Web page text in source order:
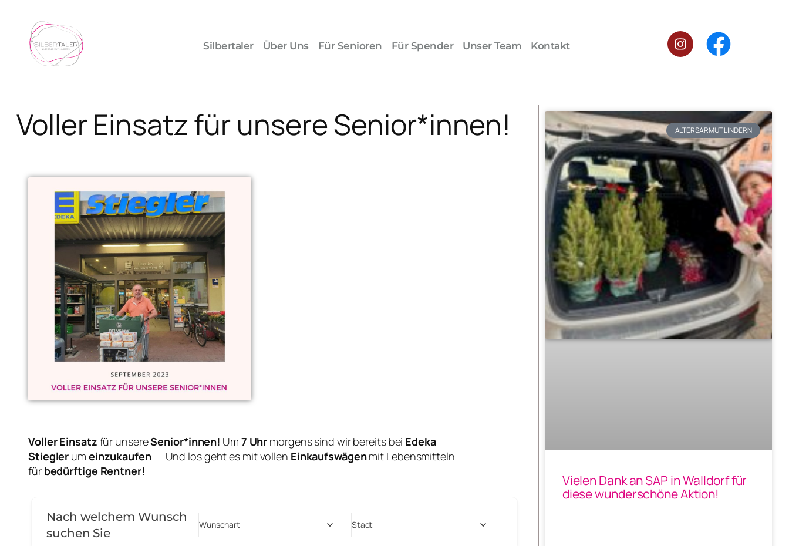
Silbertaler Über Uns Für Senioren Für Spender Unser Team Kontakt
Voller Einsatz für unsere Senior*innen!
Voller Einsatz für unsereSenior*innen! Um 7 Uhr morgens sind wir bereits bei Edeka
Stiegler um einzukaufen Und los geht es mit vollen Einkaufswägenmit Lebensmitteln
für bedürftige Rentner!
Nach welchem Wunsch
suchen Sie
Wunschart Stadt
ALTERSARMUT LINDERN
Vielen Dank an SAP in Walldorf für
diese wunderschöne Aktion!